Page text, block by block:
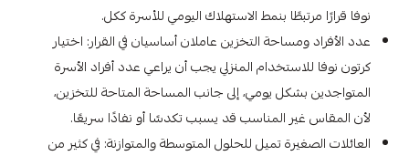
نوفا قرارًا مرتبطًا بنمط الاستهلاك اليومي للأسرة ككل.
عدد الأفراد ومساحة التخزين عاملان أساسيان في القرار: اختيار
كرتون نوفا للاستخدام المنزلي يجب أن يراعي عدد أفراد الأسرة
المتواجدين بشكل يومي، إلى جانب المساحة المتاحة للتخزين،
لأن المقاس غير المناسب قد يسبب تكدسًا أو نفادًا سريعًا.
العائلات الصغيرة تميل للحلول المتوسطة والمتوازنة: في كثير من